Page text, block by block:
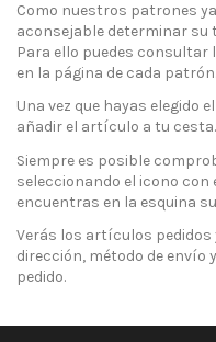
Como nuestros patrones
aconsejable determinar
Para ello puedes consultar
en la página de cada patrón.
Una vez que hayas elegido
añadir el artículo a tu cesta.
Siempre es posible
seleccionando el icono
encuentras en la esquina
Verás los artículos pedidos
dirección, método de
pedido.